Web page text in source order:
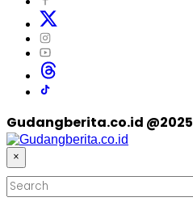
Gudangberita.co.id @2025
×